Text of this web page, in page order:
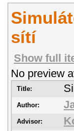
sítí
Show full
No preview
Title:
Author:
Advisor: